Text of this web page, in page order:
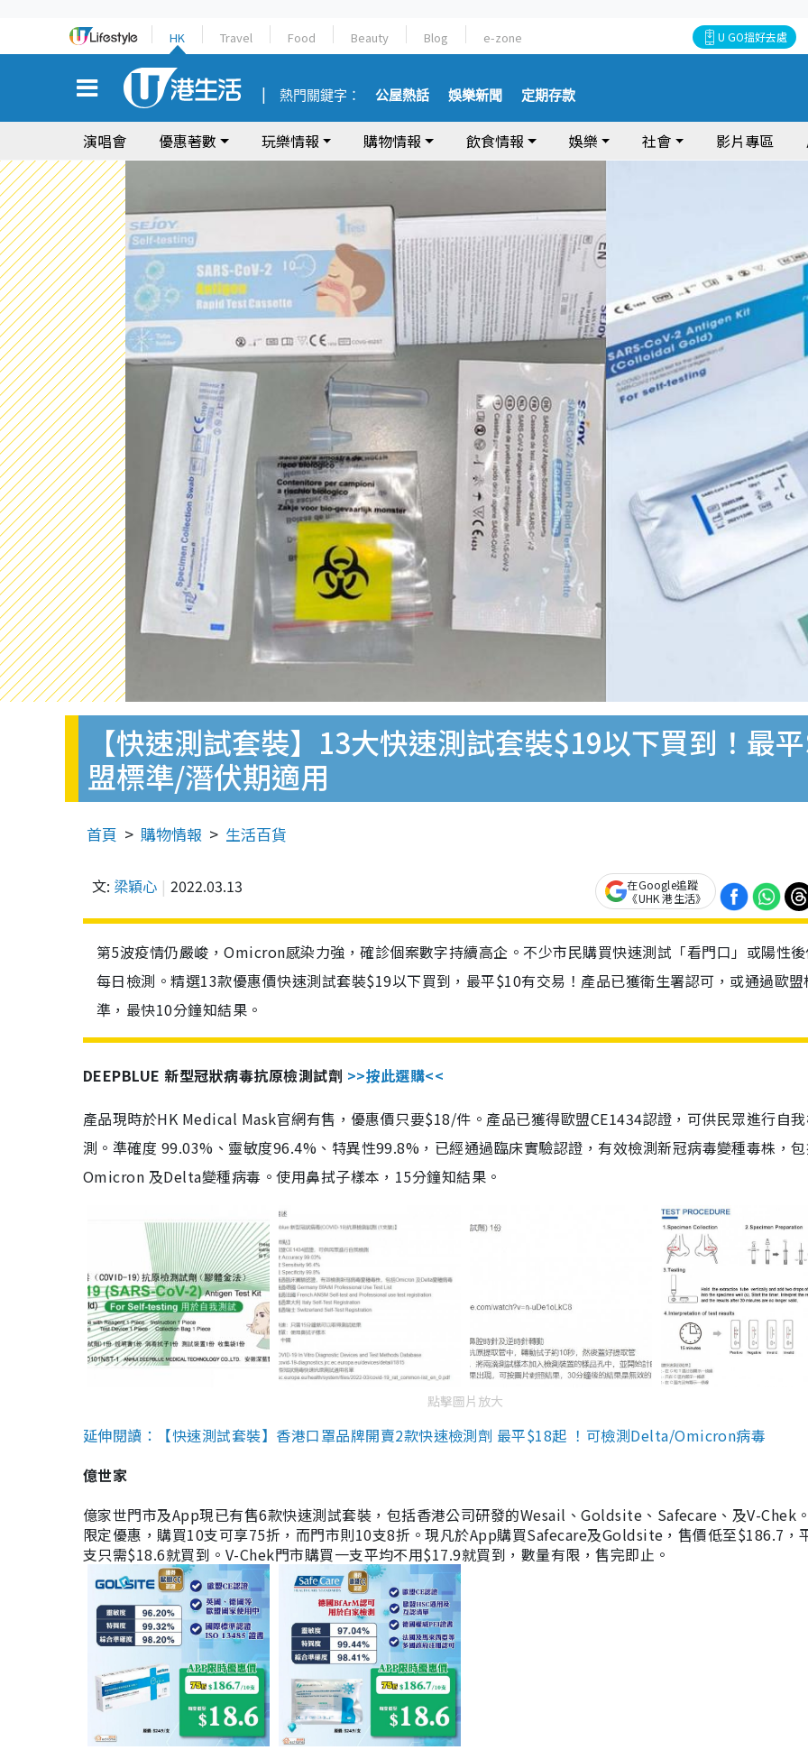
HK Travel Food Beauty Blog e-zone U GO搵好去處
熱門關鍵字： 公屋熱話 娛樂新聞 定期存款
演唱會 優惠著數 玩樂情報 購物情報 飲食情報 娛樂 社會 影片專區
【快速測試套裝】13大快速測試套裝$19以下買到！最
盟標準/潛伏期適用
首頁 購物情報 生活百貨
文: 梁穎心 2022.03.13
在Google追蹤
《UHK 港生活》
第5波疫情仍嚴峻，Omicron感染力強，確診個案數字持續高企。不少市民購買快速測試「看門口」或陽性
每日檢測。精選13款優惠價快速測試套裝$19以下買到，最平$10有交易！產品已獲衛生署認可，或通過歐盟
準，最快10分鐘知結果。
DEEPBLUE 新型冠狀病毒抗原檢測試劑 >>按此選購<<
產品現時於HK Medical Mask官網有售，優惠價只要$18/件。產品已獲得歐盟CE1434認證，可供民眾進行自
測。準確度 99.03%、靈敏度96.4%、特異性99.8%，已經通過臨床實驗認證，有效檢測新冠病毒變種毒株，
Omicron 及Delta變種病毒。使用鼻拭子樣本，15分鐘知結果。
點擊圖片放大
延伸閱讀：【快速測試套裝】香港口罩品牌開賣2款快速檢測劑 最平$18起 ！可檢測Delta/Omicron病毒
億世家
億家世門市及App現已有售6款快速測試套裝，包括香港公司研發的Wesail、Goldsite、Safecare、及V-Chek
限定優惠，購買10支可享75折，而門市則10支8折。現凡於App購買Safecare及Goldsite，售價低至$186.7，
支只需$18.6就買到。V-Chek門市購買一支平均不用$17.9就買到，數量有限，售完即止。